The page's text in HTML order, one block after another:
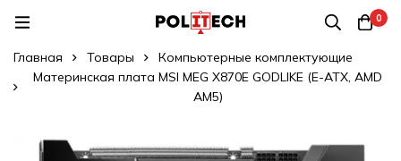
0
Главная Товары
Компьютерные комплектующие
Материнская плата MSI MEG X870E GODLIKE (E-ATX, AMD
AM5)